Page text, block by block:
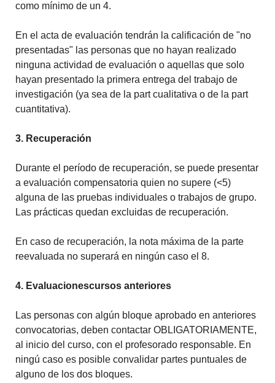
como mínimo de un 4.
En el acta de evaluación tendrán la calificación de "no
presentadas" las personas que no hayan realizado
ninguna actividad de evaluación o aquellas que solo
hayan presentado la primera entrega del trabajo de
investigación (ya sea de la part cualitativa o de la part
cuantitativa).
3. Recuperación
Durante el período de recuperación, se puede presentar
a evaluación compensatoria quien no supere (<5)
alguna de las pruebas individuales o trabajos de grupo.
Las prácticas quedan excluidas de recuperación.
En caso de recuperación, la nota máxima de la parte
reevaluada no superará en ningún caso el 8.
4. Evaluacionescursos anteriores
Las personas con algún bloque aprobado en anteriores
convocatorias, deben contactar OBLIGATORIAMENTE,
al inicio del curso, con el profesorado responsable. En
ningú caso es posible convalidar partes puntuales de
alguno de los dos bloques.